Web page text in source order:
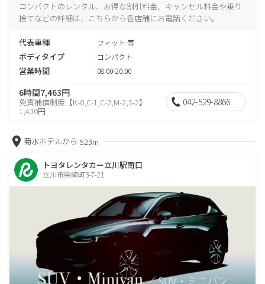
コンパクトのレンタル、お得な割引料金、キャンセル料金や乗り
捨てなどの詳細は、こちらから各店舗にお電話ください。
代表車種 フィット 等
ボディタイプ コンパクト
営業時間 08:00-20:00
6時間7,463円
免責補償制度【K-0,C-1,C-2,M-2,S-2】
1,430円
042-529-8866
菊水ホテルから 523m
トヨタレンタカー立川駅南口
立川市柴崎町3-7-21